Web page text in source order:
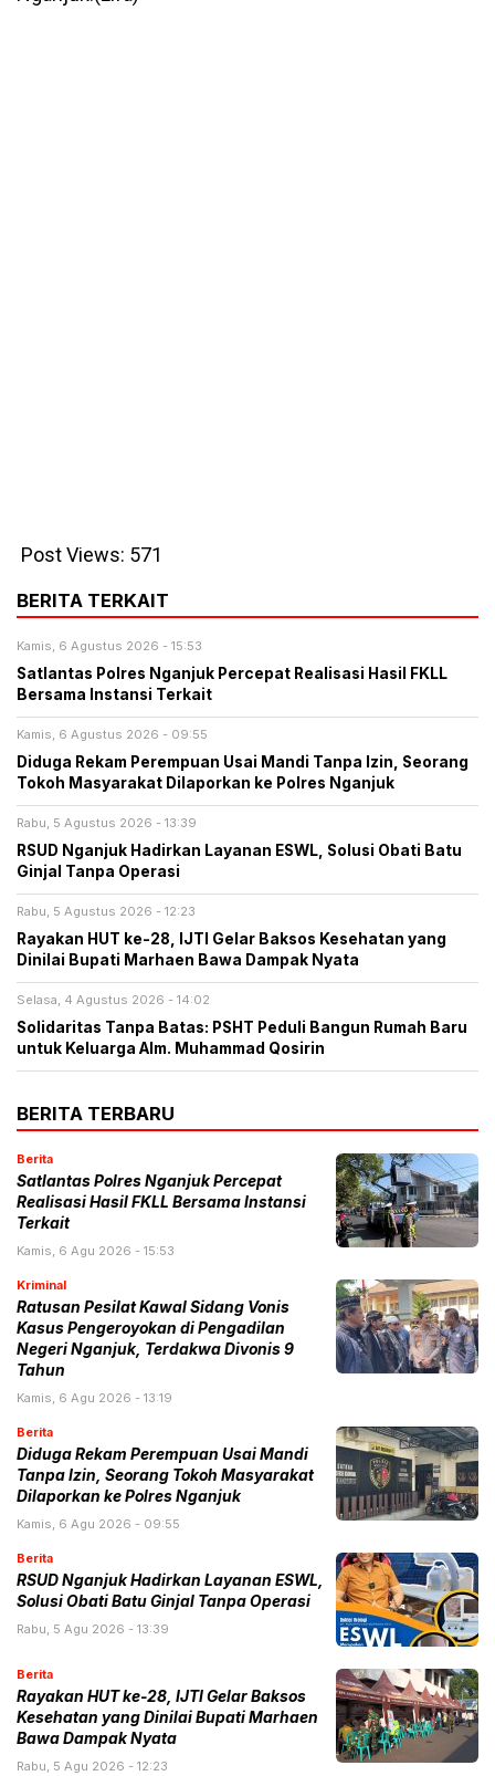
Post Views: 571
BERITA TERKAIT
Kamis, 6 Agustus 2026 - 15:53
Satlantas Polres Nganjuk Percepat Realisasi Hasil FKLL
Bersama Instansi Terkait
Kamis, 6 Agustus 2026 - 09:55
Diduga Rekam Perempuan Usai Mandi Tanpa Izin, Seorang
Tokoh Masyarakat Dilaporkan ke Polres Nganjuk
Rabu, 5 Agustus 2026 - 13:39
RSUD Nganjuk Hadirkan Layanan ESWL, Solusi Obati Batu
Ginjal Tanpa Operasi
Rabu, 5 Agustus 2026 - 12:23
Rayakan HUT ke-28, IJTI Gelar Baksos Kesehatan yang
Dinilai Bupati Marhaen Bawa Dampak Nyata
Selasa, 4 Agustus 2026 - 14:02
Solidaritas Tanpa Batas: PSHT Peduli Bangun Rumah Baru
untuk Keluarga Alm. Muhammad Qosirin
BERITA TERBARU
Berita
Satlantas Polres Nganjuk Percepat
Realisasi Hasil FKLL Bersama Instansi
Terkait
Kamis, 6 Agu 2026 - 15:53
Kriminal
Ratusan Pesilat Kawal Sidang Vonis
Kasus Pengeroyokan di Pengadilan
Negeri Nganjuk, Terdakwa Divonis 9
Tahun
Kamis, 6 Agu 2026 - 13:19
Berita
Diduga Rekam Perempuan Usai Mandi
Tanpa Izin, Seorang Tokoh Masyarakat
Dilaporkan ke Polres Nganjuk
Kamis, 6 Agu 2026 - 09:55
Berita
RSUD Nganjuk Hadirkan Layanan ESWL,
Solusi Obati Batu Ginjal Tanpa Operasi
Rabu, 5 Agu 2026 - 13:39
Berita
Rayakan HUT ke-28, IJTI Gelar Baksos
Kesehatan yang Dinilai Bupati Marhaen
Bawa Dampak Nyata
Rabu, 5 Agu 2026 - 12:23